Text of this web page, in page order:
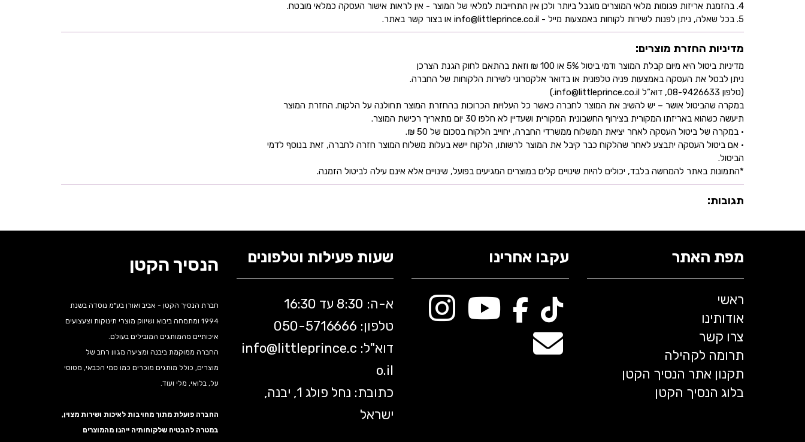
4. בהזמנת אריזות פגומות מלאי המוצרים מוגבל ביותר ולכן אין התחייבות למלאי של המוצר - אין לראות אישור העסקה כמלאי מובטח.
5. בכל שאלה, ניתן לפנות לשירות לקוחות באמצעות מייל - info@littleprince.co.il או בצור קשר באתר.
מדיניות החזרת מוצרים:
מדיניות ביטול היא מיום קבלת המוצר ודמי ביטול 5% או 100 ₪ וזאת בהתאם לחוק הגנת הצרכן
ניתן לבטל את העסקה באמצעות פניה טלפונית או בדואר אלקטרוני לשירות הלקוחות של החברה.
(טלפון 08-9426633, דוא”ל info@littleprince.co.il.)
במקרה שהביטול אושר – יש להשיב את המוצר לחברה כאשר כל העלויות הכרוכות בהחזרת המוצר תחולנה על הלקוח. החזרת המוצר
תיעשה כשהוא באריזתו המקורית בצירוף החשבונית המקורית ושעדיין לא חלפו 30 יום מתאריך רכישת המוצר.
• במקרה של ביטול העסקה לאחר יציאת המשלוח ממשרדי החברה, יחוייב הלקוח בסכום של 50 ₪.
• אם ביטול העסקה יתבצע לאחר שהלקוח כבר קיבל את המוצר לרשותו, הלקוח יישא בעלות משלוח המוצר חזרה לחברה, זאת בנוסף לדמי
הביטול.
*התמונות באתר להמחשה בלבד, יכולים להיות שינויים קלים במוצרים המגיעים בפועל, שינויים אלא אינם עילה לביטול הזמנה.
תגובות:
מפת האתר
ראשי
אודותינו
צרו קשר
תרומה לקהילה
תקנון אתר הנסיך הקטן
בלוג הנסיך הקטן
עקבו אחרינו שעות פעילות וטלפונים
א-ה: 8:30 עד 16:30
טלפון: 050-5 716666
דוא"ל:
info@littleprince.c
o.il
כתובת: נחל פולג 1, יבנה,
ישראל
הנסיך הקטן
חברת הנסיך הקטן - אביב ואורן בע"מ נוסדה בשנת
1994 ומתמחה ביבוא ושיווק מוצרי תינוקות וצעצועים
איכותיים מהמותגים המובילים בעולם.
החברה ממוקמת ביבנה ומציעה מגוון רחב של
מוצרים, כולל מותגים מוכרים כמו סמי הכבאי, מטוסי
על, בלואי, מלי ועוד.
החברה פועלת מתוך מחויבות לאיכות ושירות מצוין,
במטרה להבטיח שלקוחותיה ייהנו מהמוצרים